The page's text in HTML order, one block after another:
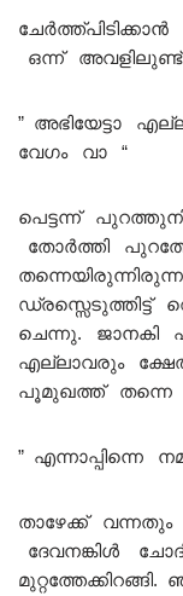
ഒന്ന്
” അഭിയേട്ടാ
വേഗം വാ “
പെട്ടന്ന്
തോർത്തി
ഡ്രസ്സെടുത്തിട്ട്
ചെന്നു. ജാനകി
എല്ലാവരും
പൂമുഖത്ത് തന്നെ
” എന്നാപ്പിന്നെ
താഴേക്ക് വന്നതും
ദേവനങ്കിൾ